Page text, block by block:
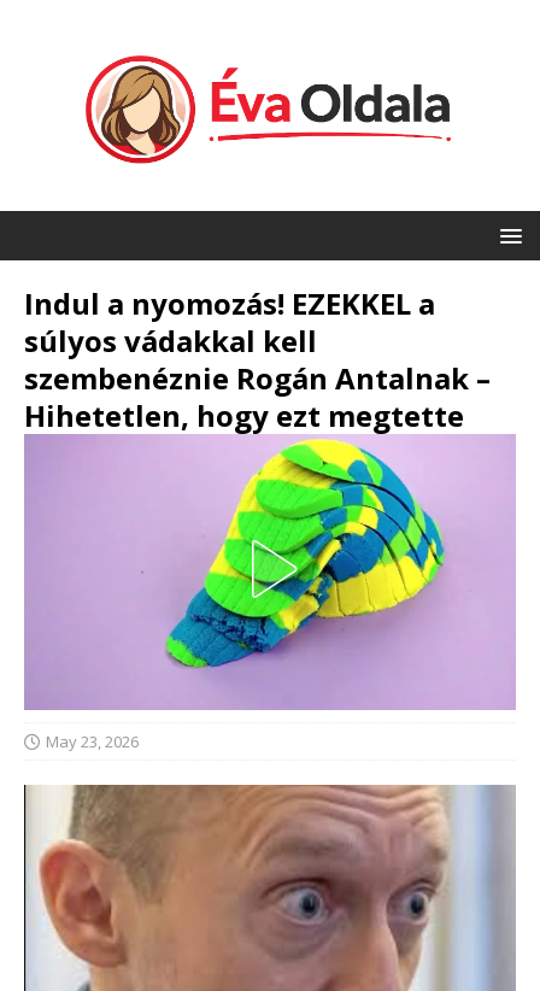
Indul a nyomozás! EZEKKEL a
súlyos vádakkal kell
szembenéznie Rogán Antalnak –
Hihetetlen, hogy ezt megtette
May 23, 2026